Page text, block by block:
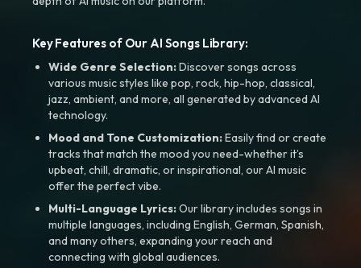
Key Features of Our AI Songs Library:
Wide Genre Selection:Discover songs across
various music styles like pop, rock, hip-hop, classical,
jazz, ambient, and more, all generated by advanced AI
technology.
Mood and Tone Customization:Easily find or create
tracks that match the mood you need-whether it’s
upbeat, chill, dramatic, or inspirational, our AI music
offer the perfect vibe.
Multi-Language Lyrics:Our library includes songs in
multiple languages, including English, German, Spanish,
and many others, expanding your reach and
connecting with global audiences.